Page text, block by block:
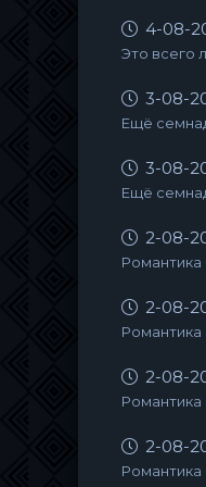
4-08-
Это всего
3-08-
Ещё
3-08-
Ещё
2-08-
Романтика
2-08-
Романтика
2-08-
Романтика
2-08-
Романтика